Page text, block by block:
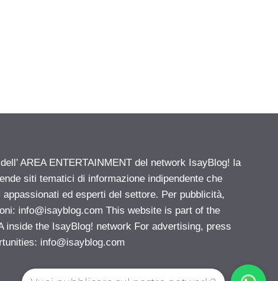
AREA ENTERTAINMENT del network IsayBlog! la
siti tematici di informazione indipendente che
ed esperti del settore. Per pubblicità,
info@isayblog.com This website is part of the
inside the IsayBlog! network For advertising, press
info@isayblog.com